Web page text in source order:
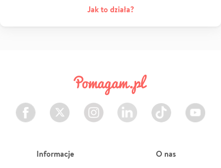
Jak to działa?
Facebook Twitter Instagram LinkedIn TikTok Youtube
Informacje O nas